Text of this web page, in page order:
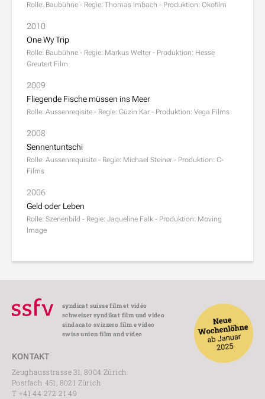
Rolle: Baubühne - Regie: Thomas Imbach - Produktion: Okofilm
2010
One Wy Trip
Rolle: Baubühne - Regie: Markus Welter - Produktion: Hesse
Greutert Film
2009
Fliegende Fische müssen ins Meer
Rolle: Aussenreqisite - Regie: Güzin Kar - Produktion: Vega Films
2008
Sennentuntschi
Rolle: Aussenrequisite - Regie: Michael Steiner - Produktion: C-
Films
2006
Geld oder Leben
Rolle: Szenenbild - Regie: Jaqueline Falk - Produktion: Moving
Image
syndicat suisse film et vidéo
schweizer syndikat film und video
sindacato svizzero film e video
swiss union film and video
KONTAKT
Zeughausstrasse 31, 8004 Zürich
Postfach 451, 8021 Zürich
T +41 44 272 21 49